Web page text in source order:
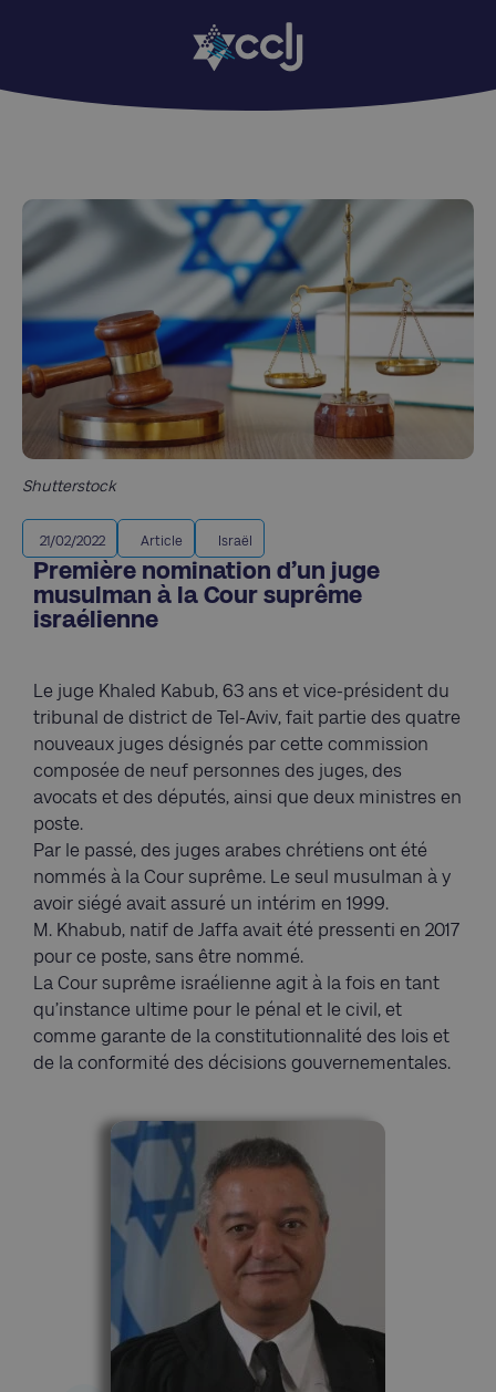
Shutterstock
21/02/2022 Article Israël
Première nomination d’un juge
musulman à la Cour suprême
israélienne
Le juge Khaled Kabub, 63 ans et vice-président du
tribunal de district de Tel-Aviv, fait partie des quatre
nouveaux juges désignés par cette commission
composée de neuf personnes des juges, des
avocats et des députés, ainsi que deux ministres en
poste.
Par le passé, des juges arabes chrétiens ont été
nommés à la Cour suprême. Le seul musulman à y
avoir siégé avait assuré un intérim en 1999.
M. Khabub, natif de Jaffa avait été pressenti en 2017
pour ce poste, sans être nommé.
La Cour suprême israélienne agit à la fois en tant
qu’instance ultime pour le pénal et le civil, et
comme garante de la constitutionnalité des lois et
de la conformité des décisions gouvernementales.